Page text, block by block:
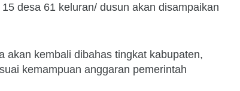
desa 61 keluran/ dusun akan disampaikan
akan kembali dibahas tingkat kabupaten,
kemampuan anggaran pemerintah